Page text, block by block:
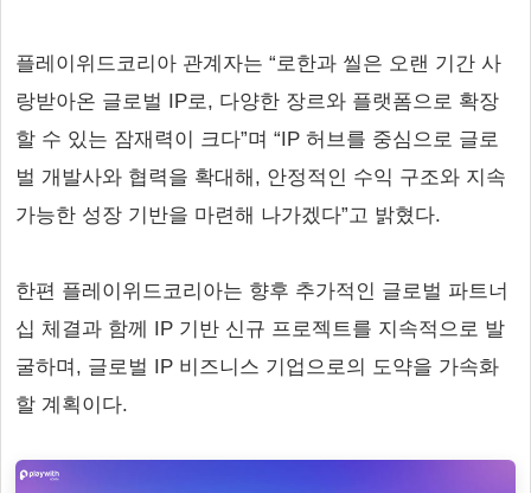
플레이위드코리아 관계자는 “로한과 씰은 오랜 기간 사
랑받아온 글로벌 IP로, 다양한 장르와 플랫폼으로 확장
할 수 있는 잠재력이 크다”며 “IP 허브를 중심으로 글로
벌 개발사와 협력을 확대해, 안정적인 수익 구조와 지속
가능한 성장 기반을 마련해 나가겠다”고 밝혔다.
한편 플레이위드코리아는 향후 추가적인 글로벌 파트너
십 체결과 함께 IP 기반 신규 프로젝트를 지속적으로 발
굴하며, 글로벌 IP 비즈니스 기업으로의 도약을 가속화
할 계획이다.